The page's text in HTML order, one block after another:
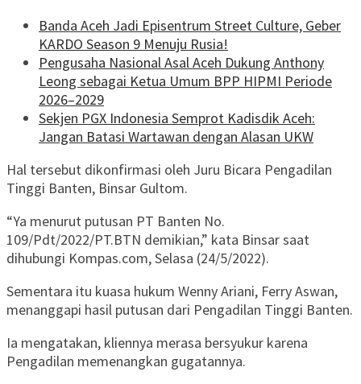
Banda Aceh Jadi Episentrum Street Culture, Geber
KARDO Season 9 Menuju Rusia!
Pengusaha Nasional Asal Aceh Dukung Anthony
Leong sebagai Ketua Umum BPP HIPMI Periode
2026–2029
Sekjen PGX Indonesia Semprot Kadisdik Aceh:
Jangan Batasi Wartawan dengan Alasan UKW
Hal tersebut dikonfirmasi oleh Juru Bicara Pengadilan
Tinggi Banten, Binsar Gultom.
“Ya menurut putusan PT Banten No.
109/Pdt/2022/PT.BTN demikian,” kata Binsar saat
dihubungi Kompas.com, Selasa (24/5/2022).
Sementara itu kuasa hukum Wenny Ariani, Ferry Aswan,
menanggapi hasil putusan dari Pengadilan Tinggi Banten.
Ia mengatakan, kliennya merasa bersyukur karena
Pengadilan memenangkan gugatannya.